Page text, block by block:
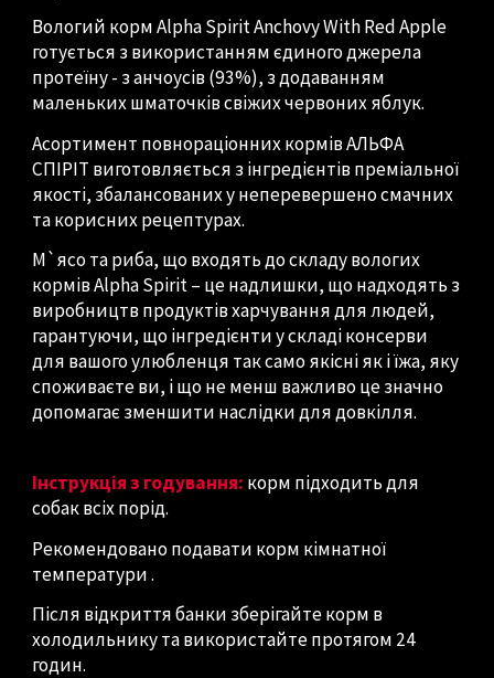
Вологий корм Alpha Spirit Anchovy With Red Apple
готується з використанням єдиного джерела
протеїну - з анчоусів (93%), з додаванням
маленьких шматочків свіжих червоних яблук.
Асортимент повнораціонних кормів АЛЬФА
СПІРІТ виготовляється з інгредієнтів преміальної
якості, збалансованих у неперевершено смачних
та корисних рецептурах.
М`ясо та риба, що входять до складу вологих
кормів Alpha Spirit – це надлишки, що надходять з
виробництв продуктів харчування для людей,
гарантуючи, що інгредієнти у складі консерви
для вашого улюбленця так само якісні як і їжа, яку
споживаєте ви, і що не менш важливо це значно
допомагає зменшити наслідки для довкілля.
Інструкція з годування: корм підходить для
собак всіх порід.
Рекомендовано подавати корм кімнатної
температури .
Після відкриття банки зберігайте корм в
холодильнику та використайте протягом 24
годин.